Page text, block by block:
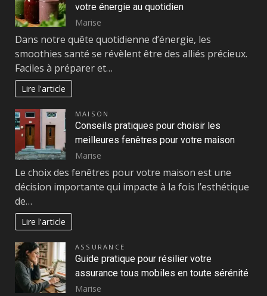
votre énergie au quotidien
Marise
Dans notre quête quotidienne d’énergie, les
smoothies santé se révèlent être des alliés précieux.
Faciles à préparer et…
Lire l'article
MAISON
Conseils pratiques pour choisir les
meilleures fenêtres pour votre maison
Marise
Le choix des fenêtres pour votre maison est une
décision importante qui impacte à la fois l’esthétique
de…
Lire l'article
ASSURANCE
Guide pratique pour résilier votre
assurance tous mobiles en toute sérénité
Marise